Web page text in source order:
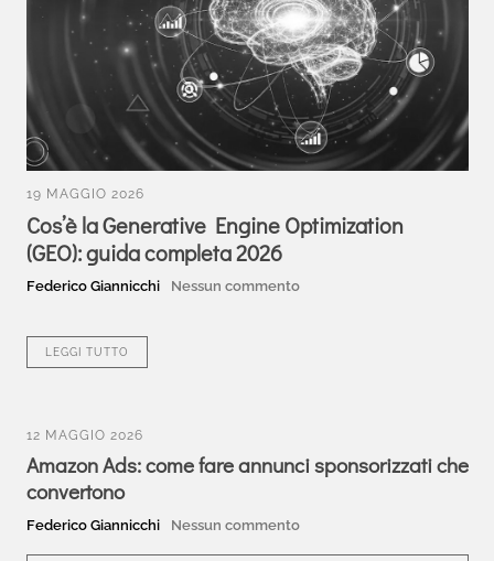
19 MAGGIO 2026
Cos’è la Generative Engine Optimization
(GEO): guida completa 2026
Federico Giannicchi Nessun commento
LEGGI TUTTO
12 MAGGIO 2026
Amazon Ads: come fare annunci sponsorizzati che
convertono
Federico Giannicchi Nessun commento